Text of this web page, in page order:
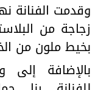
وقدمت الفنانة
زجاجة من
بخيط ملون من
بالإضافة إلى